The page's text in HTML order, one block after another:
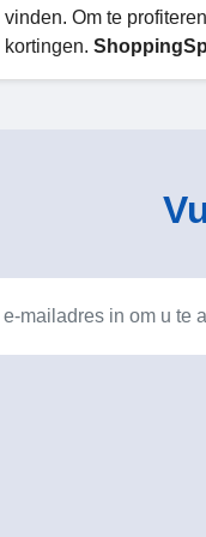
vinden. Om te
kortingen.